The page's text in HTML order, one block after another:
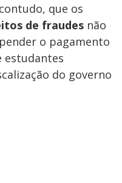
que os
de fraudes não
o pagamento
estudantes
do governo